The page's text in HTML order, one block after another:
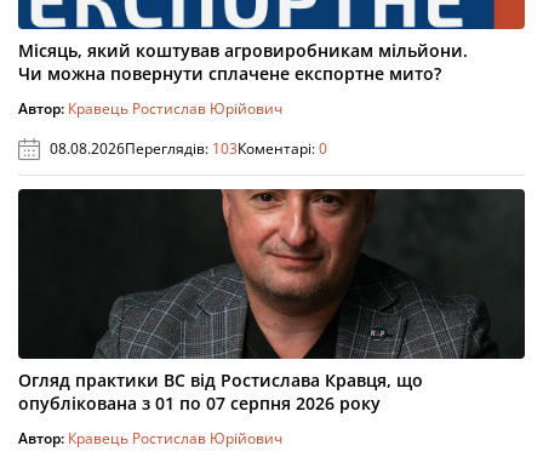
Місяць, який коштував агровиробникам мільйони.
Чи можна повернути сплачене експортне мито?
Автор: Кравець Ростислав Юрійович
08.08.2026Переглядів: 103Коментарі:0
Огляд практики ВС від Ростислава Кравця, що
опублікована з 01 по 07 серпня 2026 року
Автор: Кравець Ростислав Юрійович